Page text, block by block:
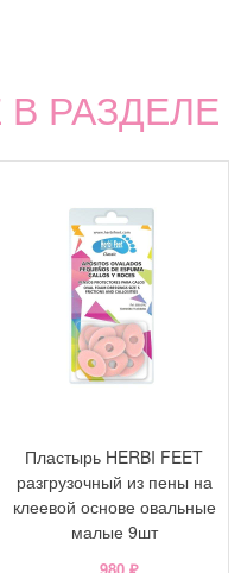
РАЗДЕЛЕ
Пластырь HERBI FEET
разгрузочный из пены на
клеевой основе овальные
малые 9шт